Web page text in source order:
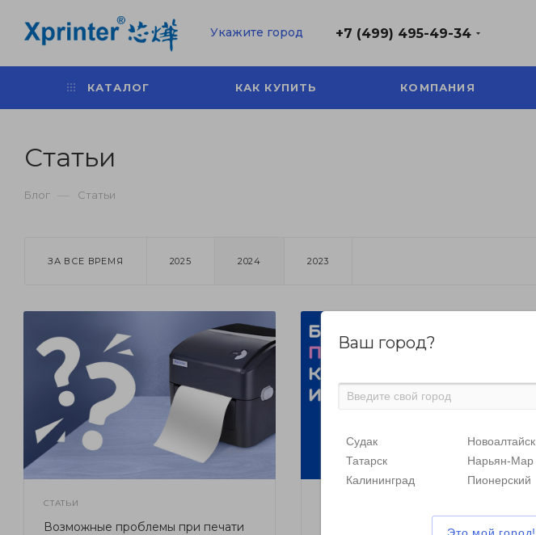
Укажите город
Ваш город?
Судак
Татарск
Калининград
Новоалтайск
Нарьян-Мар
Пионерский
+7 (499) 495-49-34
КАТАЛОГ КАК КУПИТЬ КОМПАНИЯ
Статьи
Блог Статьи
ЗА ВСЕ ВРЕМЯ 2025 2024 2023
СТАТЬИ
Возможные проблемы при печати
Успешно решайте рабочие и